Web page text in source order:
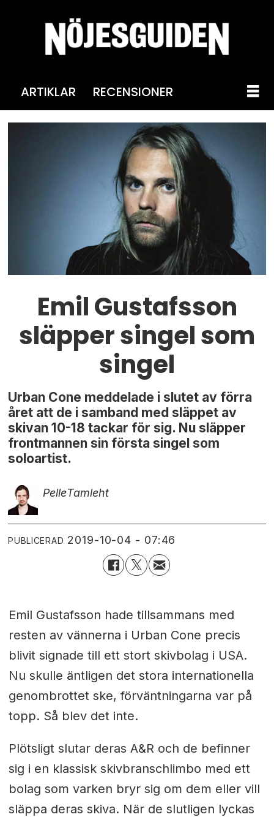
ARTIKLAR RECENSIONER
Emil Gustafsson
släpper singel som
singel
Urban Cone meddelade i slutet av förra
året att de i samband med släppet av
skivan 10-18 tackar för sig. Nu släpper
frontmannen sin första singel som
soloartist.
PelleTamleht
PUBLICERAD 2019-10-04 - 07:46
Emil Gustafsson hade tillsammans med
resten av vännerna i Urban Cone precis
blivit signade till ett stort skivbolag i USA.
Nu skulle äntligen det stora internationella
genombrottet ske, förväntningarna var på
topp. Så blev det inte.
Plötsligt slutar deras A&R och de befinner
sig i en klassisk skivbranschlimbo med ett
bolag som varken bryr sig om dem eller vill
släppa deras skiva. När de slutligen lyckas